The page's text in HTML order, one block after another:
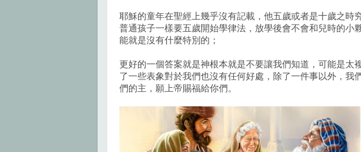
耶穌的童年在聖經上幾乎沒有記載，他五歲或者是十歲之時
普通孩子一樣要五歲開始學律法，放學後會不會和兒時的小
能就是沒有什麼特別的；
更好的一個答案就是神根本就是不要讓我們知道，可能是太
了一些表象對於我們也沒有任何好處，除了一件事以外，我
們的主，願上帝賜福給你們。